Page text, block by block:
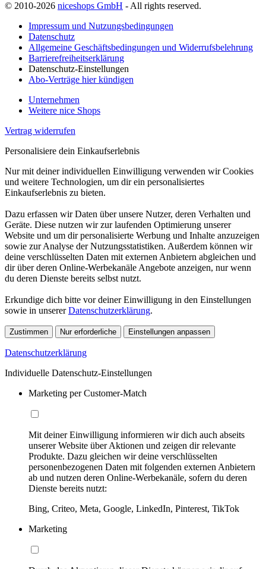
© 2010-2026 niceshops GmbH - All rights reserved.
Impressum und Nutzungsbedingungen
Datenschutz
Allgemeine Geschäftsbedingungen und Widerrufsbelehrung
Barrierefreiheitserklärung
Datenschutz-Einstellungen
Abo-Verträge hier kündigen
Unternehmen
Weitere nice Shops
Vertrag widerrufen
Personalisiere dein Einkaufserlebnis
Nur mit deiner individuellen Einwilligung verwenden wir Cookies
und weitere Technologien, um dir ein personalisiertes
Einkaufserlebnis zu bieten.
Dazu erfassen wir Daten über unsere Nutzer, deren Verhalten und
Geräte. Diese nutzen wir zur laufenden Optimierung unserer
Website und um dir personalisierte Werbung und Inhalte anzuzeigen
sowie zur Analyse der Nutzungsstatistiken. Außerdem können wir
deine verschlüsselten Daten mit externen Anbietern abgleichen und
dir über deren Online-Werbekanäle Angebote anzeigen, nur wenn
du deren Dienste bereits selbst nutzt.
Erkundige dich bitte vor deiner Einwilligung in den Einstellungen
sowie in unsererDatenschutzerklärung.
Zustimmen Nur erforderliche Einstellungen anpassen
Datenschutzerklärung
Individuelle Datenschutz-Einstellungen
Marketing per Customer-Match
Mit deiner Einwilligung informieren wir dich auch abseits
unserer Website über Aktionen und zeigen dir relevante
Produkte. Dazu gleichen wir deine verschlüsselten
personenbezogenen Daten mit folgenden externen Anbietern
ab und nutzen deren Online-Werbekanäle, sofern du deren
Dienste bereits nutzt:
Bing, Criteo, Meta, Google, LinkedIn, Pinterest, TikTok
Marketing